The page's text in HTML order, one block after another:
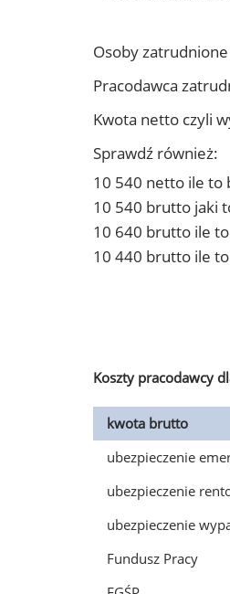
Osoby
Pracodawca
Kwota netto czyli
Sprawdź również:
10 540 netto ile to
10 540 brutto jaki
10 640 brutto ile
10 440 brutto ile
Koszty pracodawcy
kwota brutto
ubezpieczenie
ubezpieczenie
ubezpieczenie
Fundusz Pracy